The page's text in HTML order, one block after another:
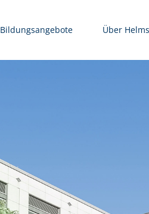
Bildungsangebote Über